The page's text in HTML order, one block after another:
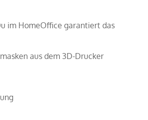
im HomeOffice garantiert das
aus dem 3D-Drucker